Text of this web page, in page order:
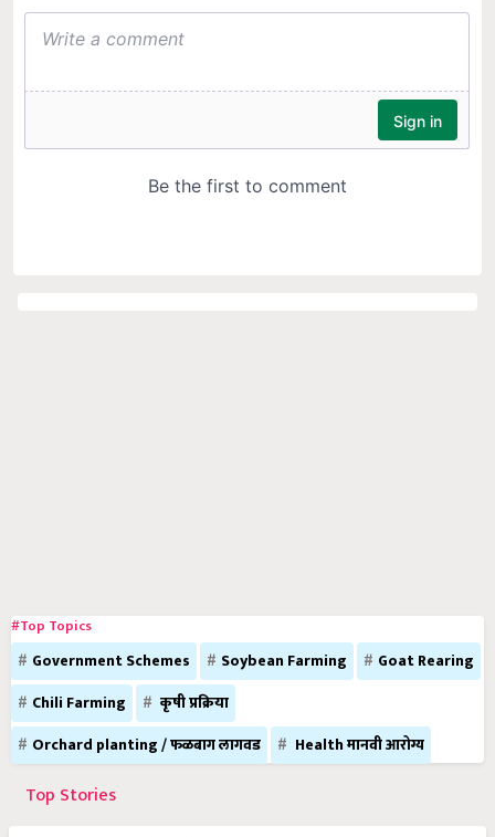
#Top Topics
Government Schemes Soybean Farming
Goat Rearing
Chili Farming
कृषी प्रक्रिया
Orchard planting / फळबाग लागवड
Health मानवी आरोग्य
Top Stories